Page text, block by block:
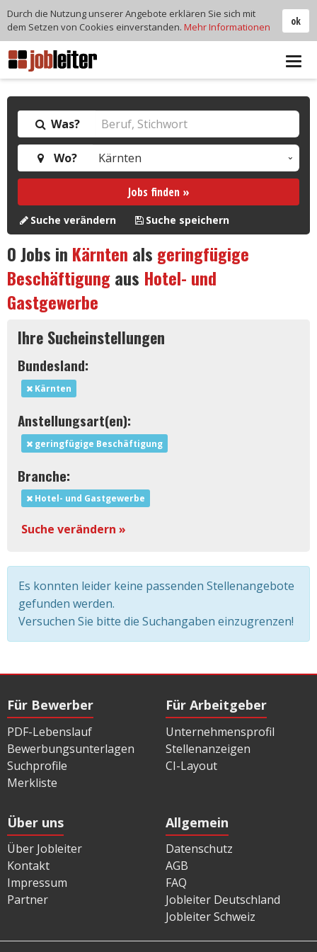
Was?
Wo?
Jobs finden »
Suche verändern Suche speichern
0Jobs in Kärnten als geringfügige
Beschäftigungaus Hotel- und
Gastgewerbe
Ihre Sucheinstellungen
Bundesland:
Kärnten
Anstellungsart(en):
geringfügige Beschäftigung
Branche:
Hotel- und Gastgewerbe
Suche verändern »
Es konnten leider keine passenden Stellenangebote
gefunden werden.
Versuchen Sie bitte die Suchangaben einzugrenzen!
Für Bewerber
PDF-Lebenslauf
Bewerbungsunterlagen
Suchprofile
Merkliste
Für Arbeitgeber
Unternehmensprofil
Stellenanzeigen
CI-Layout
Über uns
Über Jobleiter
Kontakt
Impressum
Partner
Allgemein
Datenschutz
AGB
FAQ
Jobleiter Deutschland
Jobleiter Schweiz
ok
Durch die Nutzung unserer Angebote erklären Sie sich mit
dem Setzen von Cookies einverstanden. Mehr Informationen